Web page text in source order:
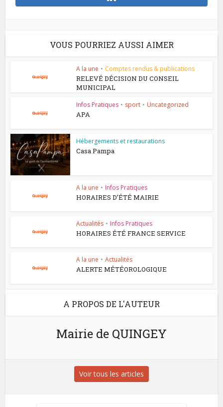
VOUS POURRIEZ AUSSI AIMER
A la une • Comptes rendus & publications
RELEVÉ DÉCISION DU CONSEIL
MUNICIPAL
Infos Pratiques • sport • Uncategorized
APA
Hébergements et restaurations
Casa Pampa
A la une • Infos Pratiques
HORAIRES D’ÉTÉ MAIRIE
Actualités • Infos Pratiques
HORAIRES ÉTÉ FRANCE SERVICE
A la une • Actualités
ALERTE MÉTÉOROLOGIQUE
A PROPOS DE L'AUTEUR
Mairie de QUINGEY
Voir tous les articles